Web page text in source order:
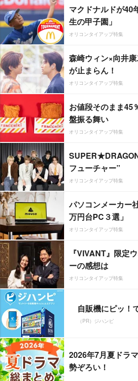
マクドナルドが40
生の甲子園」
オリコンタイアップ特集
森崎ウィン×向井
が止まらん！
オリコンタイアップ特集
お値段そのまま45
盤振る舞い
オリコンタイアップ特集
フューチャー”
オリコンタイアップ特集
パソコンメーカー
万円台PC３選」
オリコンタイアップ特集
『VIVANT』限定
ーの感想は
オリコンタイアップ特集
自販機にピッ！
（PR）ジハンピ
2026年7月夏ドラ
勢ぞろい！